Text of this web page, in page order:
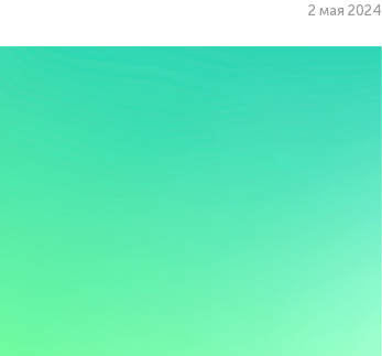
2 мая 2024